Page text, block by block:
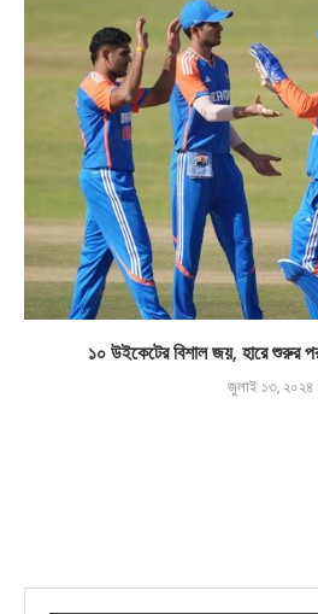
১০ উইকেটের বিশাল জয়, হারে শুরুর
জুলাই ১৩, ২০২৪